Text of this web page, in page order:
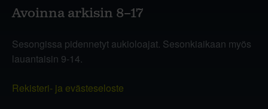
Avoinna arkisin 8–17
Sesongissa pidennetyt aukioloajat. Sesonkiaikaan myös
lauantaisin 9-14.
Rekisteri- ja evästeseloste